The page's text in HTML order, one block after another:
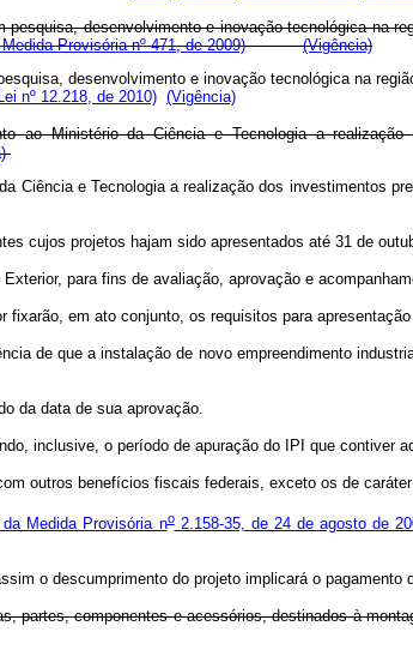
desenvolvimento e inovação tecnológica na
Provisória nº 471, de 2009)
(Vigência)
desenvolvimento e inovação tecnológica na
nº 12.218, de 2010) (Vigência)
Ministério da Ciência e Tecnologia a
Ciência e Tecnologia a realização dos investimentos
cujos projetos hajam sido apresentados até 31 de
para fins de avaliação, aprovação e
em ato conjunto, os requisitos para apresentação
de que a instalação de novo empreendimento
da data de sua aprovação.
inclusive, o período de apuração do IPI que contiver
outros benefícios fiscais federais, exceto os de
Medida Provisória no2.158-35, de 24 de agosto de
o descumprimento do projeto implicará o pagamento
componentes e acessórios, destinados à